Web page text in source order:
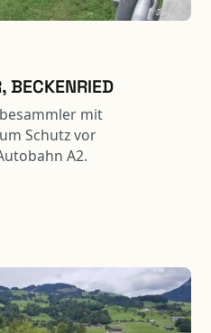
BECKENRIED
mit
Schutz vor
A2.